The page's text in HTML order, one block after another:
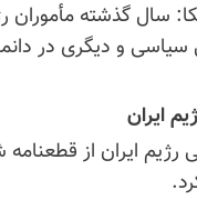
سیاسی و دیگری در
ایران
ایران از